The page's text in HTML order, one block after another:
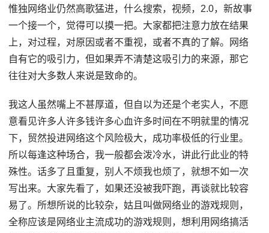
惟独网络业仍然高歌猛进，什么搜索，视频，2.0，新故事
一个接一个，觉得可以摸一把。大家都把注意力放在结果
上，对过程，对原因或者不重视，或者不真的了解。网络
自有它的吸引力，但如果弄不清楚这吸引力的来源，那它
往往对大多数人来说是致命的。
我这人虽然嘴上不甚厚道，但自以为还是个老实人，不愿
意看见许多人许多钱许多心血许多时间在不明就里的情况
下，贸然投进网络这个风险极大，成功率极低的行业里。
所以每逢这种场合，我一般都会泼冷水，讲此行此业的特
殊性。话多了且重复，别人不烦我也烦了，就想不如一次
写出来。大家先看了，如果还没被我吓跑，再谈就比较容
易了。所想所说的比较杂，姑且叫做网络业的游戏规则，
全称应该是网络业主流成功的游戏规则，想利用网络搞活